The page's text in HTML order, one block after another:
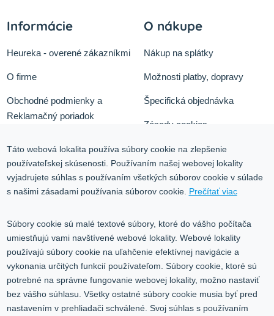
Informácie
Heureka - overené zákazníkmi
O firme
Obchodné podmienky a
Reklamačný poriadok
Služby
Kontakt
O nákupe
Nákup na splátky
Možnosti platby, dopravy
Špecifická objednávka
Zásady cookies
Ochrana osobných údajov
Blog
Kontakt
Volgogradská 9, 08001 Prešov
0917 353 303
predajna@inco-ag.sk
Táto webová lokalita používa súbory cookie na zlepšenie
používateľskej skúsenosti. Používaním našej webovej lokality
vyjadrujete súhlas s používaním všetkých súborov cookie v súlade
s našimi zásadami používania súborov cookie. Prečítať viac
Súbory cookie sú malé textové súbory, ktoré do vášho počítača
umiestňujú vami navštívené webové lokality. Webové lokality
používajú súbory cookie na uľahčenie efektívnej navigácie a
vykonania určitých funkcií používateľom. Súbory cookie, ktoré sú
potrebné na správne fungovanie webovej lokality, možno nastaviť
bez vášho súhlasu. Všetky ostatné súbory cookie musia byť pred
nastavením v prehliadači schválené. Svoj súhlas s používaním